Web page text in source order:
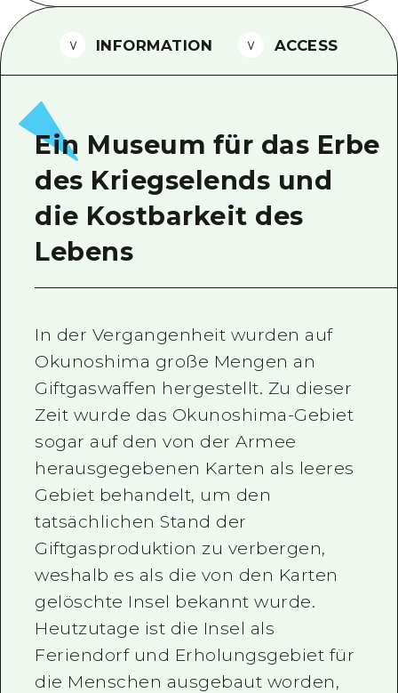
Foto-Download
Transportinformationen bei
INFORMATION ACCESS
Ein Museum für das Erbe
des Kriegselends und
die Kostbarkeit des
Lebens
In der Vergangenheit wurden auf
Okunoshima große Mengen an
Giftgaswaffen hergestellt. Zu dieser
Zeit wurde das Okunoshima-Gebiet
sogar auf den von der Armee
herausgegebenen Karten als leeres
Gebiet behandelt, um den
tatsächlichen Stand der
Giftgasproduktion zu verbergen,
weshalb es als die von den Karten
gelöschte Insel bekannt wurde.
Heutzutage ist die Insel als
Feriendorf und Erholungsgebiet für
die Menschen ausgebaut worden,